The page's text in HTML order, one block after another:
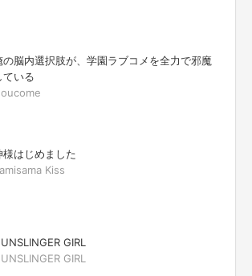
の脳内選択肢が、学園ラブコメを全力で邪魔
ている
様はじめました
Kiss
GIRL
GIRL